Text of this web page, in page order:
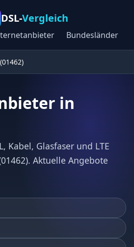
DSL-Vergleich
Bundesländer
in
Kabel, Glasfaser und LTE
Aktuelle Angebote